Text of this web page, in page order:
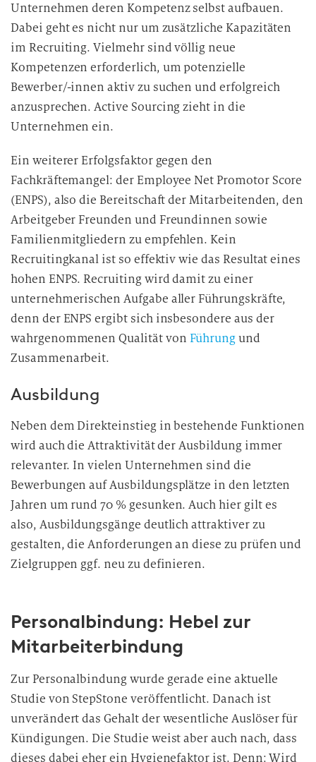
Unternehmen deren Kompetenz selbst aufbauen.
Dabei geht es nicht nur um zusätzliche Kapazitäten
im Recruiting. Vielmehr sind völlig neue
Kompetenzen erforderlich, um potenzielle
Bewerber/-innen aktiv zu suchen und erfolgreich
anzusprechen. Active Sourcing zieht in die
Unternehmen ein.
Ein weiterer Erfolgsfaktor gegen den
Fachkräftemangel: der Employee Net Promotor Score
(ENPS), also die Bereitschaft der Mitarbeitenden, den
Arbeitgeber Freunden und Freundinnen sowie
Familienmitgliedern zu empfehlen. Kein
Recruitingkanal ist so effektiv wie das Resultat eines
hohen ENPS. Recruiting wird damit zu einer
unternehmerischen Aufgabe aller Führungskräfte,
denn der ENPS ergibt sich insbesondere aus der
wahrgenommenen Qualität von Führungund
Zusammenarbeit.
Ausbildung
Neben dem Direkteinstieg in bestehende Funktionen
wird auch die Attraktivität der Ausbildung immer
relevanter. In vielen Unternehmen sind die
Bewerbungen auf Ausbildungsplätze in den letzten
Jahren um rund 70 % gesunken. Auch hier gilt es
also, Ausbildungsgänge deutlich attraktiver zu
gestalten, die Anforderungen an diese zu prüfen und
Zielgruppen ggf. neu zu definieren.
Personalbindung: Hebel zur
Mitarbeiterbindung
Zur Personalbindung wurde gerade eine aktuelle
Studie von StepStone veröffentlicht. Danach ist
unverändert das Gehalt der wesentliche Auslöser für
Kündigungen. Die Studie weist aber auch nach, dass
dieses dabei eher ein Hygienefaktor ist. Denn: Wird